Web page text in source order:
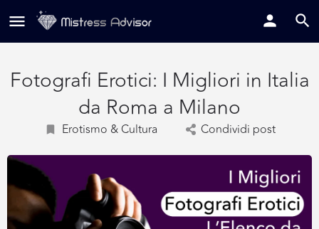
Fotografi Erotici: I Migliori in Italia
da Roma a Milano
Erotismo & Cultura Condividi post